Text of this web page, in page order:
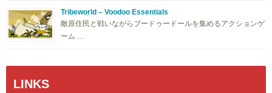
Tribeworld – Voodoo Essentials
敵原住民と戦いながらブードゥードールを集めるアクションゲ
ーム …
LINKS